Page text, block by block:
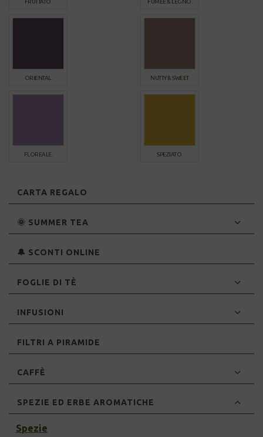
ORIENTAL. NUTTY & SWEET.
FLOREALE. SPEZIATO.
CARTA REGALO
🌞 SUMMER TEA
🔔 SCONTI ONLINE
FOGLIE DI TÈ
INFUSIONI
FILTRI A PIRAMIDE
CAFFÈ
SPEZIE ED ERBE AROMATICHE
Spezie